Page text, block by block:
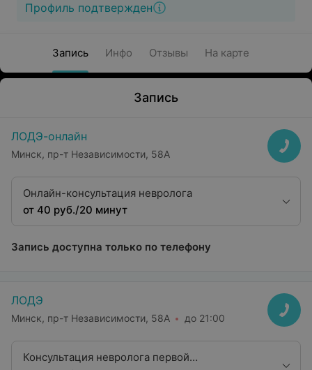
Профиль подтвержден
Запись Инфо Отзывы На карте
Запись
ЛОДЭ-онлайн
Минск, пр-т Независимости, 58А
Онлайн-консультация невролога
от 40 руб./20 минут
Запись доступна только по телефону
ЛОДЭ
Минск, пр-т Независимости, 58А до 21:00
Консультация невролога первой